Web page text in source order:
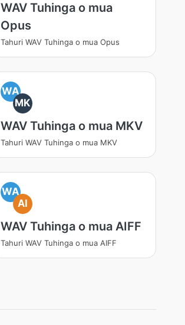
WAV Tuhinga o mua
Opus
Tahuri WAV Tuhinga o mua Opus
WA
MK
WAV Tuhinga o mua MKV
Tahuri WAV Tuhinga o mua MKV
WA
AI
WAV Tuhinga o mua AIFF
Tahuri WAV Tuhinga o mua AIFF